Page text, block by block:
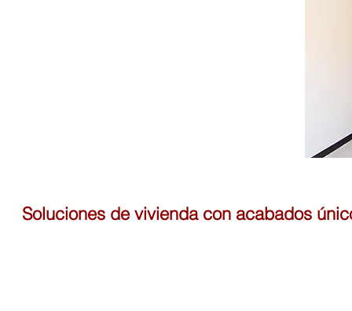
Soluciones de vivienda con acabados